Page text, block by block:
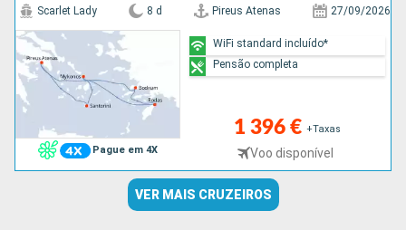
Pague em 4X
Scarlet Lady 8 d Pireus Atenas 27/09/2026
1 396 € +Taxas
Voo disponível
WiFi standard incluído*
Pensão completa
VER MAIS CRUZEIROS